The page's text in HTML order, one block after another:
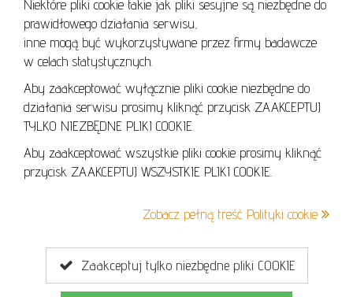
Niektóre pliki cookie takie jak pliki sesyjne są niezbędne do
prawidłowego działania serwisu,
inne mogą być wykorzystywane przez firmy badawcze
w celach statystycznych.
Aby zaakceptować wyłącznie pliki cookie niezbędne do
działania serwisu prosimy kliknąć przycisk ZAAKCEPTUJ
TYLKO NIEZBĘDNE PLIKI COOKIE.
Aby zaakceptować wszystkie pliki cookie prosimy kliknąć
przycisk ZAAKCEPTUJ WSZYSTKIE PLIKI COOKIE.
Zobacz pełną treść Polityki cookie
Zaakceptuj tylko niezbędne pliki COOKIE
POLITYKA PRYWATNOŚCI
POLITYKA COOKIES
+48 605 240 157